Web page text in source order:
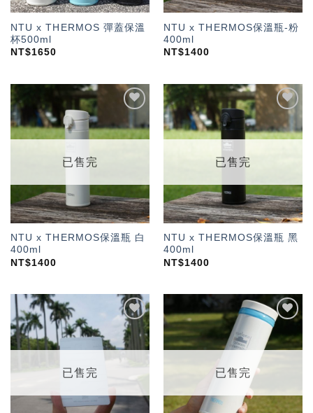
NTU x THERMOS 彈蓋保溫
杯500ml
NT$1650
NTU x THERMOS保溫瓶-粉
400ml
NT$1400
「願
望輕
已售完
NTU x THERMOS保溫瓶 白
400ml
NT$1400
「願
望輕
已售完
NTU x THERMOS保溫瓶 黑
400ml
NT$1400
加入
「願
望輕
已售完
「願
望輕
已售完